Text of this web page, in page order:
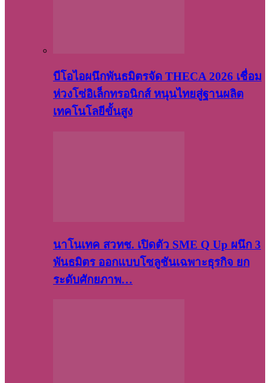
บีโอไอผนึกพันธมิตรจัด THECA 2026 เชื่อม
ห่วงโซ่อิเล็กทรอนิกส์ หนุนไทยสู่ฐานผลิต
เทคโนโลยีขั้นสูง
นาโนเทค สวทช. เปิดตัว SME Q Up ผนึก 3
พันธมิตร ออกแบบโซลูชันเฉพาะธุรกิจ ยก
ระดับศักยภาพ…